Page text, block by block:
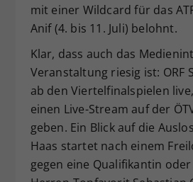
mit einer Wildcard für das
Anif (4. bis 11. Juli) belohnt.
Klar, dass auch das
Veranstaltung riesig ist: ORF
ab den Viertelfinalspielen
einen Live-Stream auf der
geben. Ein Blick auf die
Haas startet nach einem
gegen eine Qualifikantin oder